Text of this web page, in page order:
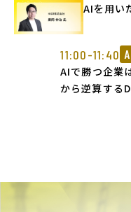
AIを用い
11:00-11:40 A
AIで勝つ企業
から逆算する